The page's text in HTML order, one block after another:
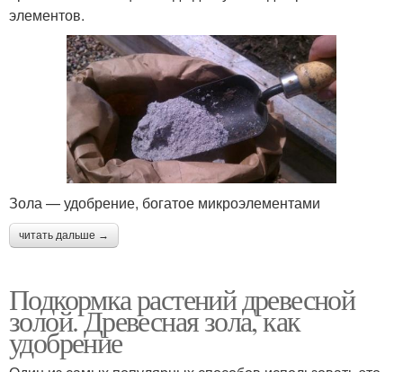
элементов.
Зола — удобрение, богатое микроэлементами
читать дальше →
Подкормка растений древесной
золой. Древесная зола, как
удобрение